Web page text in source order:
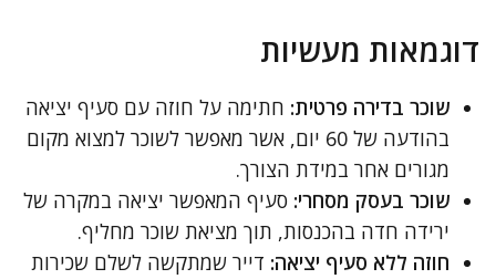
דוגמאות מעשיות
שוכר בדירה פרטית: חתימה על חוזה עם סעיף יציאה
בהודעה של 60 יום, אשר מאפשר לשוכר למצוא מקום
מגורים אחר במידת הצורך.
שוכר בעסק מסחרי: סעיף המאפשר יציאה במקרה של
ירידה חדה בהכנסות, תוך מציאת שוכר מחליף.
חוזה ללא סעיף יציאה: דייר שמתקשה לשלם שכירות